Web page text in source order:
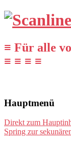
≡ Für alle
≡ ≡ ≡ ≡
Hauptmenü
Direkt zum
Spring zur